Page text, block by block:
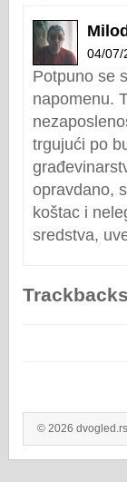
04/07/
Potpuno se
napomenu.
trgujući po
opravdano,
koštac i
sredstva,
© 2026